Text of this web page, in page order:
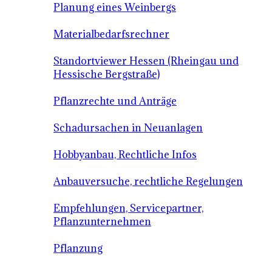
Planung eines Weinbergs
Materialbedarfsrechner
Standortviewer Hessen (Rheingau und
Hessische Bergstraße)
Pflanzrechte und Anträge
Schadursachen in Neuanlagen
Hobbyanbau, Rechtliche Infos
Anbauversuche, rechtliche Regelungen
Empfehlungen, Servicepartner,
Pflanzunternehmen
Pflanzung